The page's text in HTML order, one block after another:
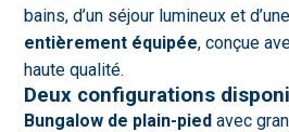
bains, d’un séjour lumineux et d’une
entièrement équipée, conçue
haute qualité.
Deux configurations
Bungalow de plain-pied avec